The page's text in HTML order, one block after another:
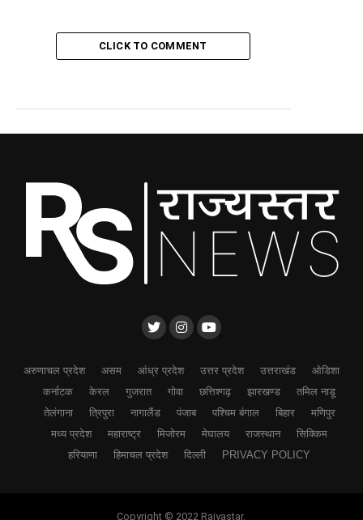
CLICK TO COMMENT
अरुणाचल प्रदेश असम आंध्र प्रदेश उत्तर प्रदेश उत्तराखंड
ओडिशा
कर्नाटक
केरल गुजरात गोवा छत्तिश्गढ़ झारखण्ड
तमिल नाडू
तेलंगाना
त्रिपुरा नागालैंड पंजाब पश्चिम बंगाल बिहार
मणिपुर
मध्य प्रदेश
महाराष्ट्र मिजोरम मेघालय राजस्थान
सिक्किम
हरियाणा
हिमाचल प्रदेश दिल्ली PRIVACY POLICY
Copyright © 2022 Rajyastar.